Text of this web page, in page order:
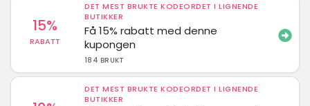
15%
RABATT
DET MEST BRUKTE KODEORDET I LIGNENDE
BUTIKKER
Få 15% rabatt med denne
kupongen
184 BRUKT
DET MEST BRUKTE KODEORDET I LIGNENDE
BUTIKKER